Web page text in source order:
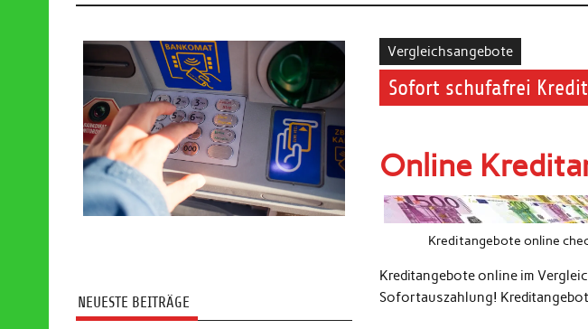
Vergleichsangebote
Sofort schufafrei
Online
Kreditangebote online
Kreditangebote online im
Sofortauszahlung!
NEUESTE BEITRÄGE